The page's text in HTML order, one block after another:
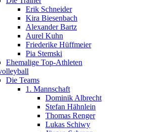
Erik Schneider
Kira Biesenbach
Alexander Bartz
Aurel Kuhn
Friederike Hüffmeier
Pia Stemski
Ehemalige Top-Athleten
Die Teams
1. Mannschaft
Dominik Albrecht
Stefan Hähnlein
Thomas Renger
Lukas Schiwy